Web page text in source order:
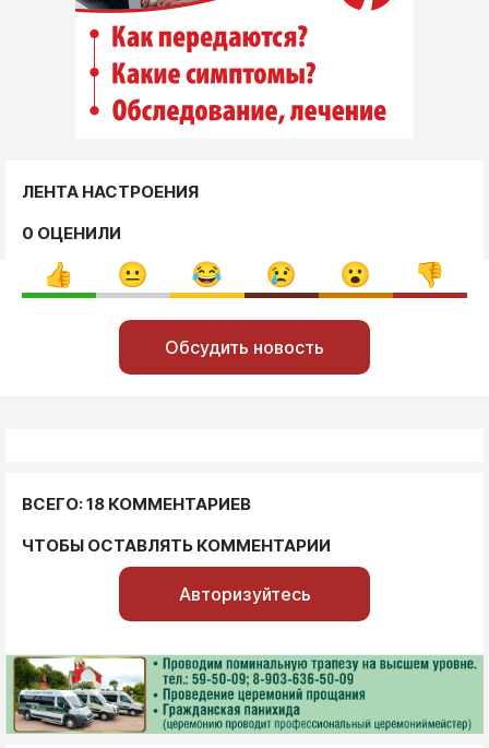
ЛЕНТА НАСТРОЕНИЯ
0 ОЦЕНИЛИ
Обсудить новость
ВСЕГО: 18 КОММЕНТАРИЕВ
ЧТОБЫ ОСТАВЛЯТЬ КОММЕНТАРИИ
Авторизуйтесь